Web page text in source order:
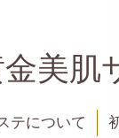
金美
テについて